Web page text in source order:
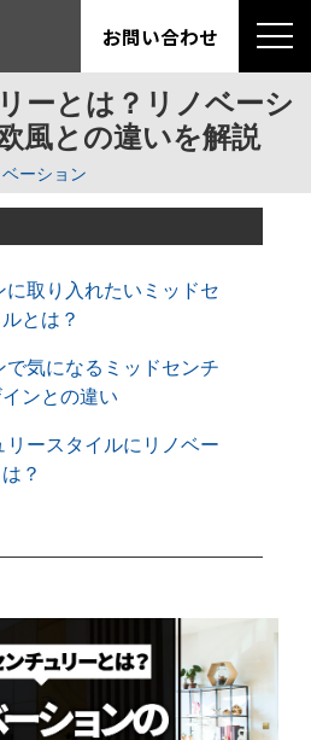
お問い合わせ
ーとは？リノベーシ
風との違いを解説
ベーション
取り入れたいミッドセ
とは？
気になるミッドセンチ
ンとの違い
ースタイルにリノベー
？